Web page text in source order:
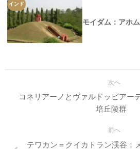
インド
モイダム：アホ
次へ
コネリアーノとヴァルドッビアー
培丘陵群
前へ
テワカン＝クイカトラン渓谷：